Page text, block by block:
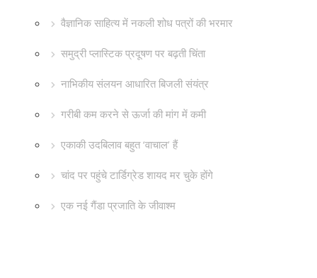
वैज्ञानिक साहित्य में नकली शोध पत्रों की भरमार
समुद्री प्लास्टिक प्रदूषण पर बढ़ती चिंता
नाभिकीय संलयन आधारित बिजली संयंत्र
गरीबी कम करने से ऊर्जा की मांग में कमी
एकाकी उदबिलाव बहुत ‘वाचाल’ हैं
चांद पर पहुंचे टार्डिग्रेड शायद मर चुके होंगे
एक नई गैंडा प्रजाति के जीवाश्म